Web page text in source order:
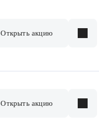
Открыть акцию
Открыть акцию